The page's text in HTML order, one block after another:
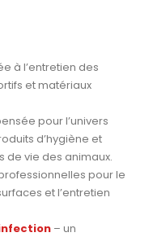
à l’entretien des
et matériaux
pour l’univers
d’hygiène et
de vie des animaux.
pour le
et l’entretien
– un